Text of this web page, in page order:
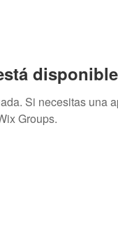
disponible
Si necesitas una
Groups.